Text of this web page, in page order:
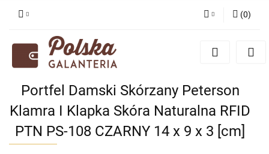
Zaloguj się
Zgody cookies
(0)
Portfel Damski Skórzany Peterson
Klamra I Klapka Skóra Naturalna RFID
PTN PS-108 CZARNY 14 x 9 x 3 [cm]